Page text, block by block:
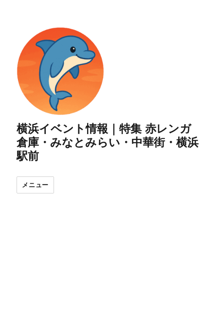
横浜イベント情報｜特集 赤レンガ
倉庫・みなとみらい・中華街・横浜
駅前
メニュー